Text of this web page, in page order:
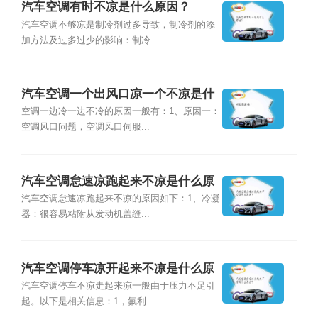
汽车空调有时不凉是什么原因？
汽车空调不够凉是制冷剂过多导致，制冷剂的添
加方法及过多过少的影响：制冷...
汽车空调一个出风口凉一个不凉是什
么原因？
空调一边冷一边不冷的原因一般有：1、原因一：
空调风口问题，空调风口伺服...
汽车空调怠速凉跑起来不凉是什么原
因？
汽车空调怠速凉跑起来不凉的原因如下：1、冷凝
器：很容易粘附从发动机盖缝...
汽车空调停车凉开起来不凉是什么原
因？
汽车空调停车不凉走起来凉一般由于压力不足引
起。以下是相关信息：1，氟利...